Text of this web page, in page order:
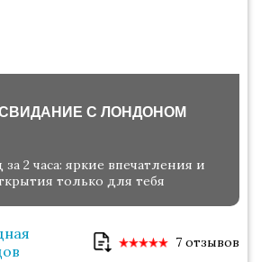
С ЛОНДОНОМ
2 часа: яркие впечатления и
только для тебя
7 отзывов